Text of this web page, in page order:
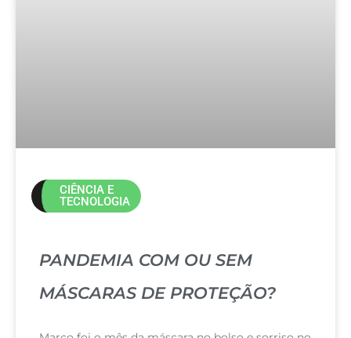
CIÊNCIA E
TECNOLOGIA
PANDEMIA COM OU SEM
MÁSCARAS DE PROTEÇÃO?